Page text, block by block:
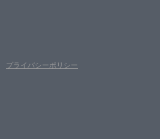
プライバシーポリシー